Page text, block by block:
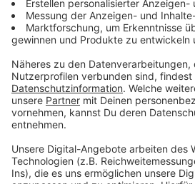
Zum Newsletter
Du möchtest uns
Studio